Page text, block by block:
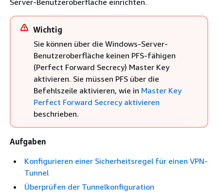
Wichtig
Sie können über die Windows-Server-
Benutzeroberfläche keinen PFS-fähigen
(Perfect Forward Secrecy) Master Key
aktivieren. Sie müssen PFS über die
Befehlszeile aktivieren, wie in Master Key
Perfect Forward Secrecy aktivieren
beschrieben.
Aufgaben
Konfigurieren einer Sicherheitsregel für einen VPN-
Tunnel
Überprüfen der Tunnelkonfiguration